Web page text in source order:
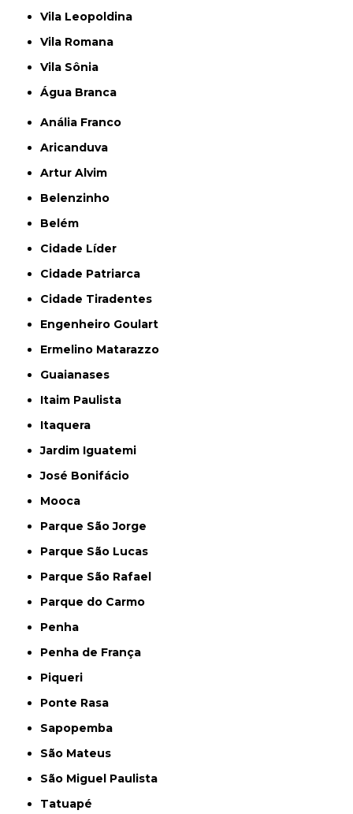
Vila Leopoldina
Vila Romana
Vila Sônia
Água Branca
Anália Franco
Aricanduva
Artur Alvim
Belenzinho
Belém
Cidade Líder
Cidade Patriarca
Cidade Tiradentes
Engenheiro Goulart
Ermelino Matarazzo
Guaianases
Itaim Paulista
Itaquera
Jardim Iguatemi
José Bonifácio
Mooca
Parque São Jorge
Parque São Lucas
Parque São Rafael
Parque do Carmo
Penha
Penha de França
Piqueri
Ponte Rasa
Sapopemba
São Mateus
São Miguel Paulista
Tatuapé